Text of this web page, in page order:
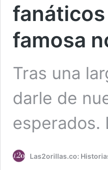
fanáticos
famosa
Tras una
darle de
esperados.
Las2orillas.co: